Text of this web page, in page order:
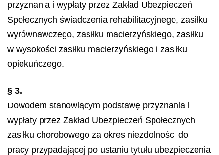
przyznania i wypłaty przez Zakład Ubezpieczeń
Społecznych świadczenia rehabilitacyjnego, zasiłku
wyrównawczego, zasiłku macierzyńskiego, zasiłku
w wysokości zasiłku macierzyńskiego i zasiłku
opiekuńczego.
§ 3.
Dowodem stanowiącym podstawę przyznania i
wypłaty przez Zakład Ubezpieczeń Społecznych
zasiłku chorobowego za okres niezdolności do
pracy przypadającej po ustaniu tytułu ubezpieczenia